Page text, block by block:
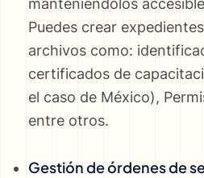
manteniéndolos
Puedes crear
archivos como:
certificados de
el caso de México),
entre otros.
Gestión de órdenes de